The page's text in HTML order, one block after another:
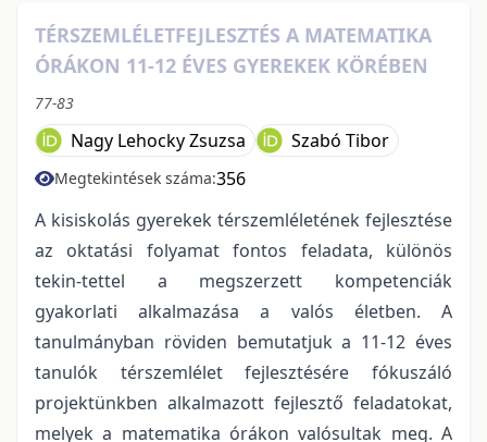
TÉRSZEMLÉLETFEJLESZTÉS A MATEMATIKA
ÓRÁKON 11-12 ÉVES GYEREKEK KÖRÉBEN
77-83
Nagy Lehocky Zsuzsa Szabó Tibor
Megtekintések száma:356
A kisiskolás gyerekek térszemléletének fejlesztése
az oktatási folyamat fontos feladata, különös
tekin-tettel a megszerzett kompetenciák
gyakorlati alkalmazása a valós életben. A
tanulmányban röviden bemutatjuk a 11-12 éves
tanulók térszemlélet fejlesztésére fókuszáló
projektünkben alkalmazott fejlesztő feladatokat,
melyek a matematika órákon valósultak meg. A